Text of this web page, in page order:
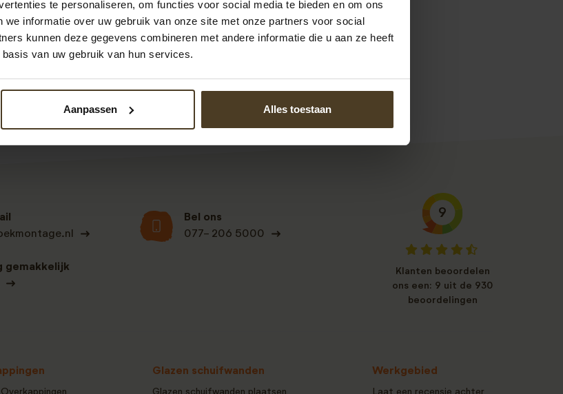
te personaliseren, om functies voor social media te bieden en om ons
informatie over uw gebruik van onze site met onze partners voor social
kunnen deze gegevens combineren met andere informatie die u aan ze heeft
van uw gebruik van hun services.
Aanpassen Alles toestaan
Bovendien hebben we een goede prijs/kwaliteit verhouding. Meer
contact op. We zijn te bereiken op 077- 206 5000 of via
kunt u direct eenofferte schutting plaatsenaanvragen. We
Bel ons
077- 206 5000
gemakkelijk
9
Klanten beoordelen
ons een: 9 uit de 930
beoordelingen
Overkappingen
Glazen schuifwanden
Glazen schuifwanden plaatsen
Werkgebied
Laat een recensie achter